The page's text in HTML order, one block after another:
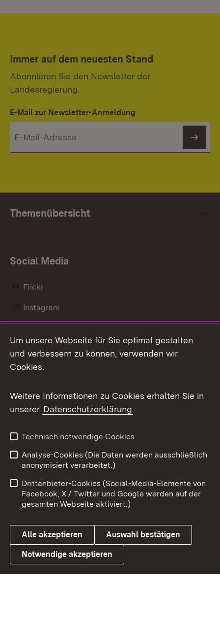
Immer auf dem neuesten Stand
Abonnieren Sie den Newsletter der
Landesregierung.
E-Mail zur Newsletter-Anmeldung
Themenübersicht
Social Media
Flickr
Instagram
Mastodon
Messenger
Social Wall
X / Twitter
Youtube
Link zum Landesportal
Benutzungshinweise
Barrierefreiheit
Datenschutz
Cookies
Um unsere Webseite für Sie optimal gestalten
und verbessern zu können, verwenden wir
Cookies.
Weitere Informationen zu Cookies erhalten Sie in
unserer Datenschutzerklärung.
Technisch notwendige Cookies
Analyse-Cookies (Die Daten werden ausschließlich
anonymisiert verarbeitet.)
Drittanbieter-Cookies (Social-Media-Elemente von
Facebook, X / Twitter und Google werden auf der
gesamten Webseite aktiviert.)
Alle akzeptieren Auswahl bestätigen
Notwendige akzeptieren